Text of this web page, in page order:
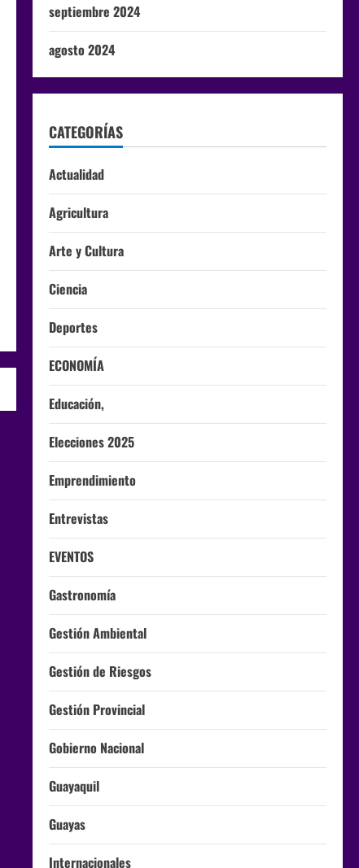
septiembre 2024
agosto 2024
CATEGORÍAS
Actualidad
Agricultura
Arte y Cultura
Ciencia
Deportes
ECONOMÍA
Educación,
Elecciones 2025
Emprendimiento
Entrevistas
EVENTOS
Gastronomía
Gestión Ambiental
Gestión de Riesgos
Gestión Provincial
Gobierno Nacional
Guayaquil
Guayas
Internacionales